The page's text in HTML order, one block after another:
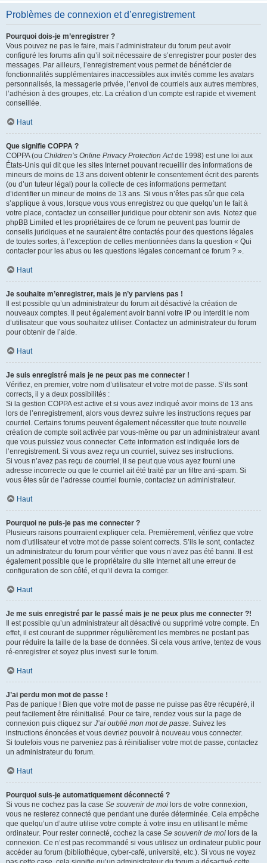
Problèmes de connexion et d’enregistrement
Pourquoi dois-je m’enregistrer ?
Vous pouvez ne pas le faire, mais l’administrateur du forum peut avoir
configuré les forums afin qu’il soit nécessaire de s’enregistrer pour poster des
messages. Par ailleurs, l’enregistrement vous permet de bénéficier de
fonctionnalités supplémentaires inaccessibles aux invités comme les avatars
personnalisés, la messagerie privée, l’envoi de courriels aux autres membres,
l’adhésion à des groupes, etc. La création d’un compte est rapide et vivement
conseillée.
Haut
Que signifie COPPA ?
COPPA (ou Children’s Online Privacy Protection Actde 1998) est une loi aux
États-Unis qui dit que les sites Internet pouvant recueillir des informations de
mineurs de moins de 13 ans doivent obtenir le consentement écrit des parents
(ou d’un tuteur légal) pour la collecte de ces informations permettant
d’identifier un mineur de moins de 13 ans. Si vous n’êtes pas sûr que cela
s’applique à vous, lorsque vous vous enregistrez ou que quelqu’un le fait à
votre place, contactez un conseiller juridique pour obtenir son avis. Notez que
phpBB Limited et les propriétaires de ce forum ne peuvent pas fournir de
conseils juridiques et ne sauraient être contactés pour des questions légales
de toutes sortes, à l’exception de celles mentionnées dans la question « Qui
contacter pour les abus ou les questions légales concernant ce forum ? ».
Haut
Je souhaite m’enregistrer, mais je n’y parviens pas !
Il est possible qu’un administrateur du forum ait désactivé la création de
nouveaux comptes. Il peut également avoir banni votre IP ou interdit le nom
d’utilisateur que vous souhaitez utiliser. Contactez un administrateur du forum
pour obtenir de l’aide.
Haut
Je suis enregistré mais je ne peux pas me connecter !
Vérifiez, en premier, votre nom d’utilisateur et votre mot de passe. S’ils sont
corrects, il y a deux possibilités :
Si la gestion COPPA est active et si vous avez indiqué avoir moins de 13 ans
lors de l’enregistrement, alors vous devrez suivre les instructions reçues par
courriel. Certains forums peuvent également nécessiter que toute nouvelle
création de compte soit activée par vous-même ou par un administrateur avant
que vous puissiez vous connecter. Cette information est indiquée lors de
l’enregistrement. Si vous avez reçu un courriel, suivez ses instructions.
Si vous n’avez pas reçu de courriel, il se peut que vous ayez fourni une
adresse incorrecte ou que le courriel ait été traité par un filtre anti-spam. Si
vous êtes sûr de l’adresse courriel fournie, contactez un administrateur.
Haut
Pourquoi ne puis-je pas me connecter ?
Plusieurs raisons pourraient expliquer cela. Premièrement, vérifiez que votre
nom d’utilisateur et votre mot de passe soient corrects. S’ils le sont, contactez
un administrateur du forum pour vérifier que vous n’avez pas été banni. Il est
également possible que le propriétaire du site Internet ait une erreur de
configuration de son côté, et qu’il devra la corriger.
Haut
Je me suis enregistré par le passé mais je ne peux plus me connecter ?!
Il est possible qu’un administrateur ait désactivé ou supprimé votre compte. En
effet, il est courant de supprimer régulièrement les membres ne postant pas
pour réduire la taille de la base de données. Si cela vous arrive, tentez de vous
ré-enregistrer et soyez plus investi sur le forum.
Haut
J’ai perdu mon mot de passe !
Pas de panique ! Bien que votre mot de passe ne puisse pas être récupéré, il
peut facilement être réinitialisé. Pour ce faire, rendez vous sur la page de
connexion puis cliquez sur J’ai oublié mon mot de passe. Suivez les
instructions énoncées et vous devriez pouvoir à nouveau vous connecter.
Si toutefois vous ne parveniez pas à réinitialiser votre mot de passe, contactez
un administrateur du forum.
Haut
Pourquoi suis-je automatiquement déconnecté ?
Si vous ne cochez pas la case Se souvenir de moi lors de votre connexion,
vous ne resterez connecté que pendant une durée déterminée. Cela empêche
que quelqu’un d’autre utilise votre compte à votre insu en utilisant le même
ordinateur. Pour rester connecté, cochez la case Se souvenir de moi lors de la
connexion. Ce n’est pas recommandé si vous utilisez un ordinateur public pour
accéder au forum (bibliothèque, cyber-café, université, etc.). Si vous ne voyez